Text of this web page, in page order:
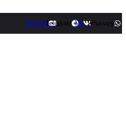
YoutubeTelegram Vk Whatsapp